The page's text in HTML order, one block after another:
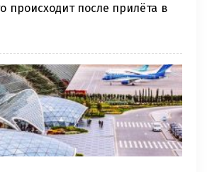
происходит после прилёта в